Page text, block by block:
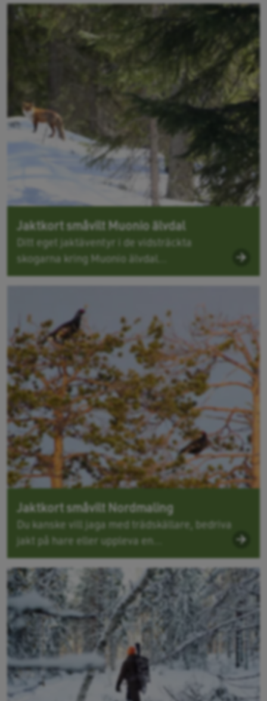
Jaktkort småvilt Muonio älvdal
Ditt eget jaktäventyr i de vidsträckta
skogarna kring Muonio älvdal...
Jaktkort småvilt Nordmaling
Du kanske vill jaga med trädskällare, bedriva
jakt på hare eller uppleva en...